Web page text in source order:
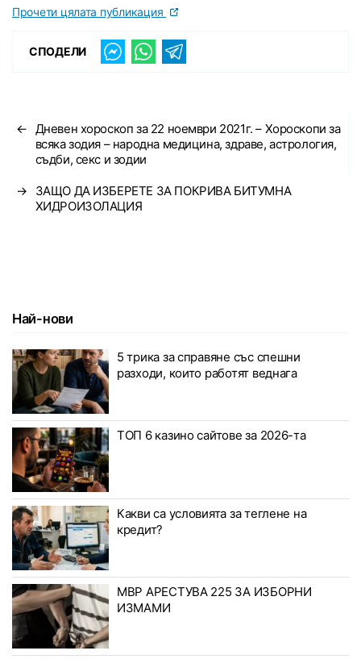
Прочети цялата публикация
СПОДЕЛИ
← Дневен хороскоп за 22 ноември 2021г. – Хороскопи за
всяка зодия – народна медицина, здраве, астрология,
съдби, секс и зодии
→
ЗАЩО ДА ИЗБЕРЕТЕ ЗА ПОКРИВА БИТУМНА
ХИДРОИЗОЛАЦИЯ
Най-нови
5 трика за справяне със спешни
разходи, които работят веднага
ТОП 6 казино сайтове за 2026-та
Какви са условията за теглене на
кредит?
МВР АРЕСТУВА 225 ЗА ИЗБОРНИ
ИЗМАМИ